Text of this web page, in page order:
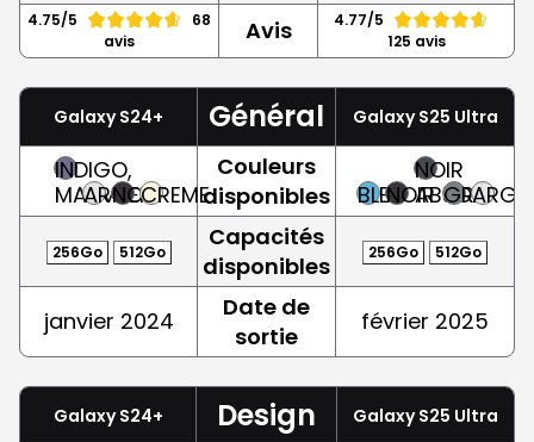
4.75/5
68
avis
Avis
4.77/5
125 avis
Galaxy S24+ Général Galaxy S25 Ultra
INDIGO,
MAUVE
ARGENT
NOIRCREME
Couleurs
disponibles
BLEUNOIR
NOIR
ABSOLU
GRIS
256Go 512Go
Capacités
disponibles
256Go 512Go
janvier 2024
Date de
sortie
février 2025
Galaxy S24+ Design Galaxy S25 Ultra